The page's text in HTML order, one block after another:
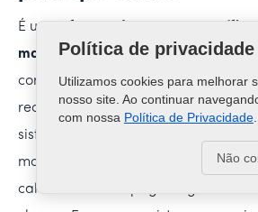
É um
manobrista (valet). Ele serve para
controlar todas as etapas do valet
recebimento do veículo até a
sistema assim, você registra
monitora onde ele foi estacionado,
calcula o valor a pagar e gerencia a
Política de privacidade
Utilizamos cookies para melhorar
nosso site. Ao continuar
com nossa Política de Privacidade
Não